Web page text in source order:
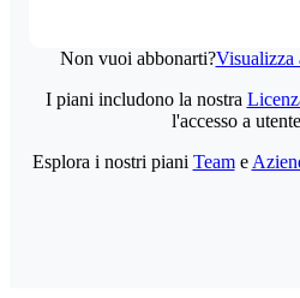
Non vuoi abbonarti?Visualizza
I piani includono la nostra
l'accesso a
Esplora i nostri piani Teame